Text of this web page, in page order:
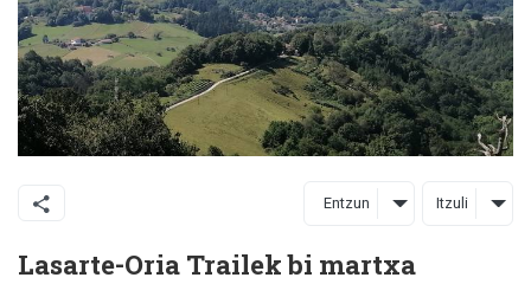
Entzun Itzuli
Lasarte-Oria Trailek bi martxa